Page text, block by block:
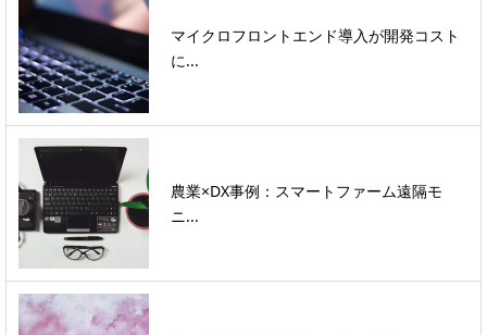
マイクロフロントエンド導入が開発コスト
に...
農業×DX事例：スマートファーム遠隔モ
ニ...